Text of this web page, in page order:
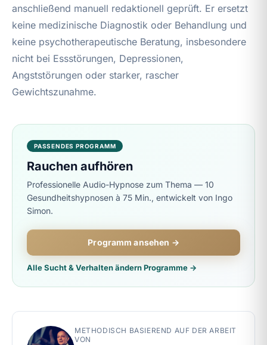
anschließend manuell redaktionell geprüft. Er ersetzt
keine medizinische Diagnostik oder Behandlung und
keine psychotherapeutische Beratung, insbesondere
nicht bei Essstörungen, Depressionen,
Angststörungen oder starker, rascher
Gewichtszunahme.
PASSENDES PROGRAMM
Rauchen aufhören
Professionelle Audio-Hypnose zum Thema — 10
Gesundheitshypnosen à 75 Min., entwickelt von Ingo
Simon.
Programm ansehen →
Alle Sucht & Verhalten ändern Programme →
METHODISCH BASIEREND AUF DER ARBEIT
VON